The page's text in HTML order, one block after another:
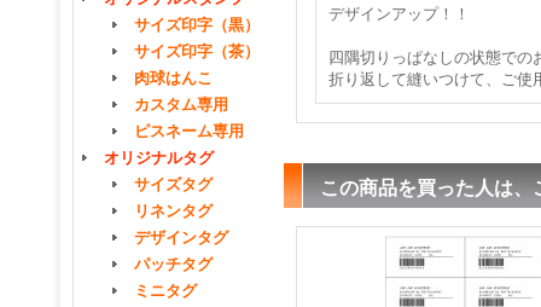
サイズ印字（黒）
サイズ印字（茶）
肉球はんこ
カスタム専用
ピスネーム専用
オリジナルタグ
サイズタグ
リネンタグ
デザインタグ
パッチタグ
ミニタグ
デザインアップ！！
四隅切りっぱなしの状態での
折り返して縫いつけて、ご使
この商品を買った人は